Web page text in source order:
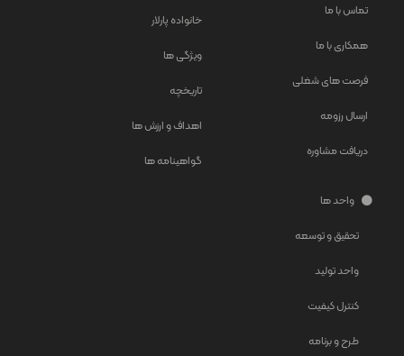
تماس با ما
همکاری با ما
فرصت های شغلی
ارسال رزومه
دریافت مشاوره
خانواده پارلار
ویژگی ها
تاریخچه
اهداف و ارزش ها
گواهینامه ها
واحد ها
تحقیق و توسعه
واحد تولید
کنترل کیفیت
طرح و برنامه